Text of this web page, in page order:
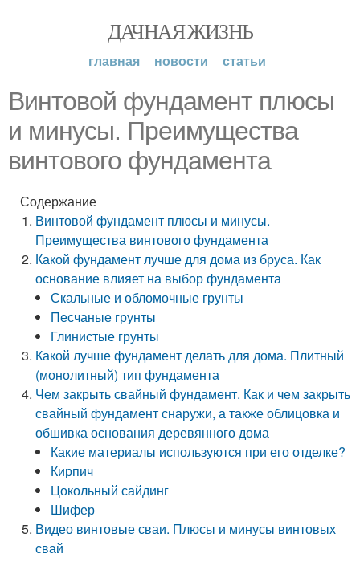
ДАЧНАЯ ЖИЗНЬ
главная новости статьи
Винтовой фундамент плюсы
и минусы. Преимущества
винтового фундамента
Содержание
Винтовой фундамент плюсы и минусы.
Преимущества винтового фундамента
Какой фундамент лучше для дома из бруса. Как
основание влияет на выбор фундамента
Скальные и обломочные грунты
Песчаные грунты
Глинистые грунты
Какой лучше фундамент делать для дома. Плитный
(монолитный) тип фундамента
Чем закрыть свайный фундамент. Как и чем закрыть
свайный фундамент снаружи, а также облицовка и
обшивка основания деревянного дома
Какие материалы используются при его отделке?
Кирпич
Цокольный сайдинг
Шифер
Видео винтовые сваи. Плюсы и минусы винтовых
свай